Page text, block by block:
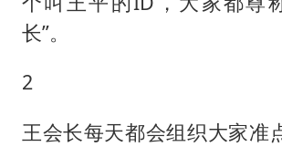
长”。
2
王会长每天都会组织大家